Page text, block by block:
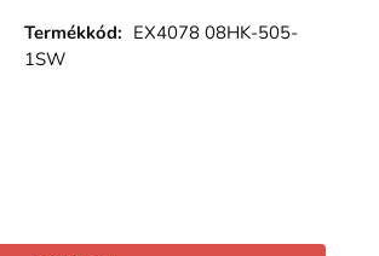
Termékkód: EX4078 08HK-505-
1SW